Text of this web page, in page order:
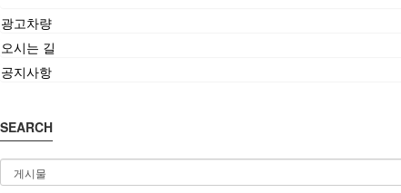
광고차량
오시는 길
공지사항
SEARCH